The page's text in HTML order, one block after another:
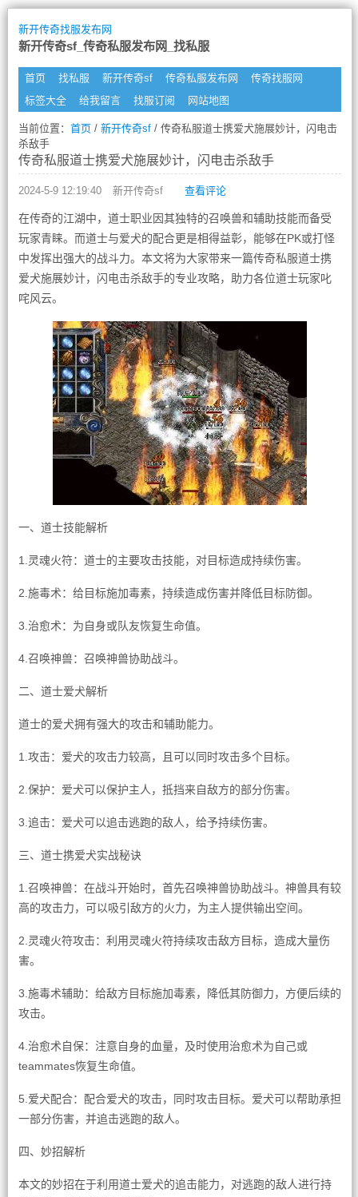
新开传奇找服发布网
新开传奇sf_传奇私服发布网_找私服
首页 找私服 新开传奇sf 传奇私服发布网
传奇找服网
标签大全
给我留言 找服订阅 网站地图
当前位置： 首页/ 新开传奇sf/ 传奇私服道士携爱犬施展妙计，闪电击
杀敌手
传奇私服道士携爱犬施展妙计，闪电击杀敌手
2024-5-9 12:19:40 新开传奇sf 查看评论
在传奇的江湖中，道士职业因其独特的召唤兽和辅助技能而备受
玩家青睐。而道士与爱犬的配合更是相得益彰，能够在PK或打怪
中发挥出强大的战斗力。本文将为大家带来一篇传奇私服道士携
爱犬施展妙计，闪电击杀敌手的专业攻略，助力各位道士玩家叱
咤风云。
一、道士技能解析
1.灵魂火符：道士的主要攻击技能，对目标造成持续伤害。
2.施毒术：给目标施加毒素，持续造成伤害并降低目标防御。
3.治愈术：为自身或队友恢复生命值。
4.召唤神兽：召唤神兽协助战斗。
二、道士爱犬解析
道士的爱犬拥有强大的攻击和辅助能力。
1.攻击：爱犬的攻击力较高，且可以同时攻击多个目标。
2.保护：爱犬可以保护主人，抵挡来自敌方的部分伤害。
3.追击：爱犬可以追击逃跑的敌人，给予持续伤害。
三、道士携爱犬实战秘诀
1.召唤神兽：在战斗开始时，首先召唤神兽协助战斗。神兽具有较
高的攻击力，可以吸引敌方的火力，为主人提供输出空间。
2.灵魂火符攻击：利用灵魂火符持续攻击敌方目标，造成大量伤
害。
3.施毒术辅助：给敌方目标施加毒素，降低其防御力，方便后续的
攻击。
4.治愈术自保：注意自身的血量，及时使用治愈术为自己或
teammates恢复生命值。
5.爱犬配合：配合爱犬的攻击，同时攻击目标。爱犬可以帮助承担
一部分伤害，并追击逃跑的敌人。
四、妙招解析
本文的妙招在于利用道士爱犬的追击能力，对逃跑的敌人进行持